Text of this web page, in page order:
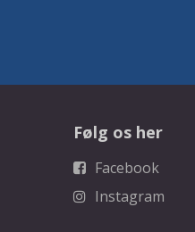
Følg os her
Facebook
Instagram